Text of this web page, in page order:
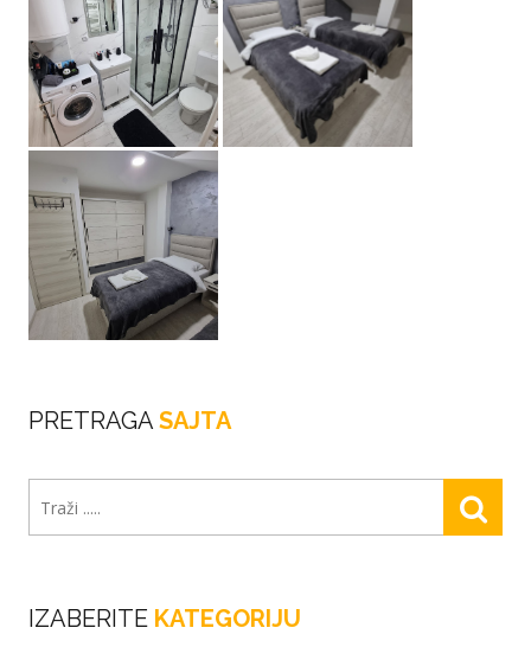
PRETRAGA SAJTA
IZABERITE KATEGORIJU